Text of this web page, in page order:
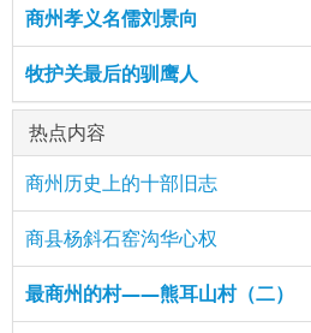
商州孝义名儒刘景向
牧护关最后的驯鹰人
热点内容
商州历史上的十部旧志
商县杨斜石窑沟华心权
最商州的村——熊耳山村（二）